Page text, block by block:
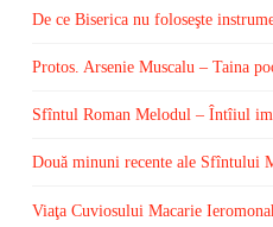
De ce Biserica nu foloseşte
Protos. Arsenie Muscalu – Taina
Sfîntul Roman Melodul – Întîiul
Două minuni recente ale Sfîntului
Viaţa Cuviosului Macarie